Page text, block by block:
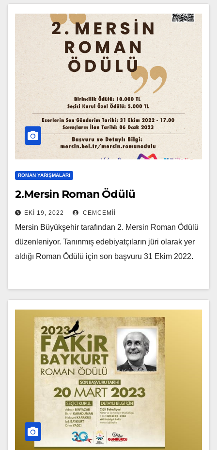
ROMAN YARIŞMALARI
2.Mersin Roman Ödülü
EKI 19, 2022 CEMCEMII
Mersin Büyükşehir tarafından 2. Mersin Roman Ödülü
düzenleniyor. Tanınmış edebiyatçıların jüri olarak yer
aldığı Roman Ödülü için son başvuru 31 Ekim 2022.